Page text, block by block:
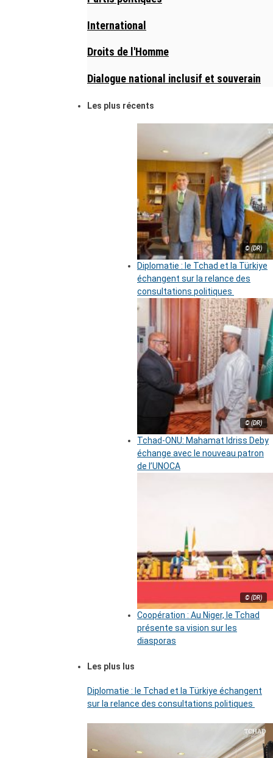
International
Droits de l'Homme
Dialogue national inclusif et souverain
Les plus récents
© (DR)
Diplomatie : le Tchad et la Türkiye
échangent sur la relance des
consultations politiques
© (DR)
Tchad-ONU: Mahamat Idriss Deby
échange avec le nouveau patron
de l’UNOCA
© (DR)
Coopération : Au Niger, le Tchad
présente sa vision sur les
diasporas
Les plus lus
Diplomatie : le Tchad et la Türkiye échangent
sur la relance des consultations politiques